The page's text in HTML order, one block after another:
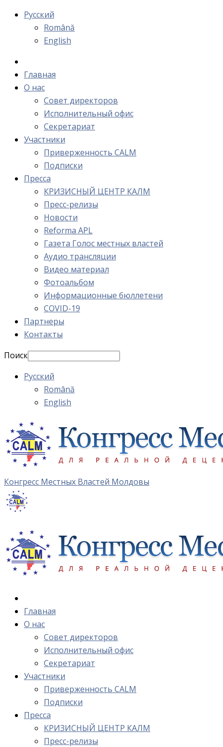
Русский
Română
English
Главная
О нас
Cовет директоров
Исполнительный офис
Cекретариат
Участники
Приверженность CALM
Подписки
Пресса
КРИЗИСНЫЙ ЦЕНТР КАЛМ
Пресс-релизы
Новости
Reforma APL
Газета Голос местных властей
Аудио трансляции
Видео материал
Фотоальбом
Информационные бюллетени
COVID-19
Партнеры
Контакты
Поиск
Русский
Română
English
Конгресс Местных Властей Молдовы
Главная
О нас
Cовет директоров
Исполнительный офис
Cекретариат
Участники
Приверженность CALM
Подписки
Пресса
КРИЗИСНЫЙ ЦЕНТР КАЛМ
Пресс-релизы